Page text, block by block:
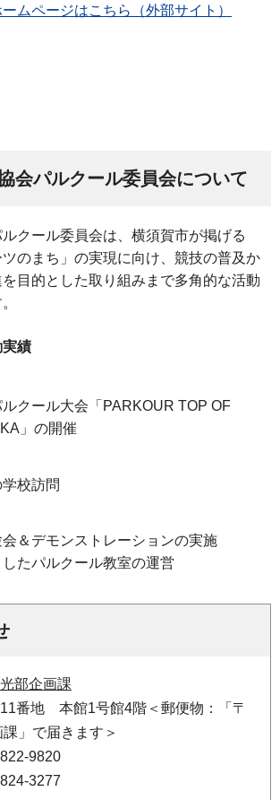
ームページはこちら（外部サイト）
会パルクール委員会について
クール委員会は、横須賀市が掲げる
ツのまち」の実現に向け、競技の普及か
目的とした取り組みまで多角的な活動
績
ルクール大会「PARKOUR TOP OF
」の開催
学校訪問
会＆デモンストレーションの実施
したパルクール教室の運営
部企画課
番地 本館1号館4階＜郵便物：「〒
」で届きます＞
9820
3277